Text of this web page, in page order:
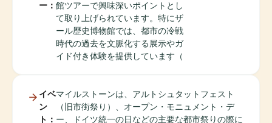
ー： 館ツアーで興味深いポイントとし
て取り上げられています。特にザ
ール歴史博物館では、都市の冷戦
時代の過去を文脈化する展示やガ
イド付き体験を提供しています（
イベ
ン
ト：
マイルストーンは、アルトシュタットフェスト
（旧市街祭り）、オープン・モニュメント・デ
ー、ドイツ統一の日などの主要な都市祭りの際に